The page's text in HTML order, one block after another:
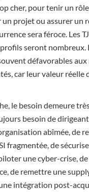
cher, pour tenir un
projet ou assurer un
sera féroce. Les
seront nombreux.
défavorables aux
car leur valeur réelle
le besoin demeure
besoin de
abîmée, de
fragmentée, de
une cyber-crise,
de remettre une
intégration post-